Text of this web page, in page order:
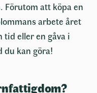
Förutom att köpa en
arbete året
tid eller en gåva i
du kan göra!